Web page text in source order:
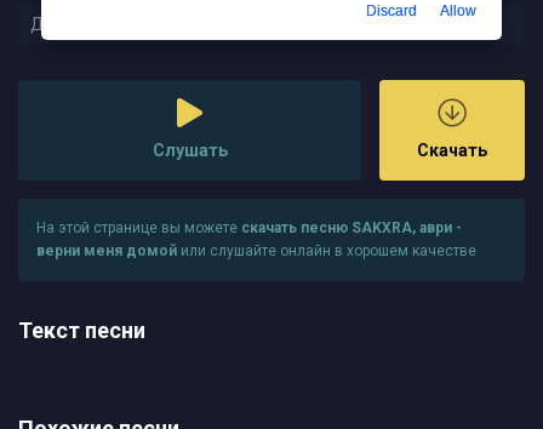
Дата релиза:
Слушать Скачать
На этой странице вы можете скачать песню SAKXRA, аври -
верни меня домой или слушайте онлайн в хорошем качестве
Текст песни
Discard Allow